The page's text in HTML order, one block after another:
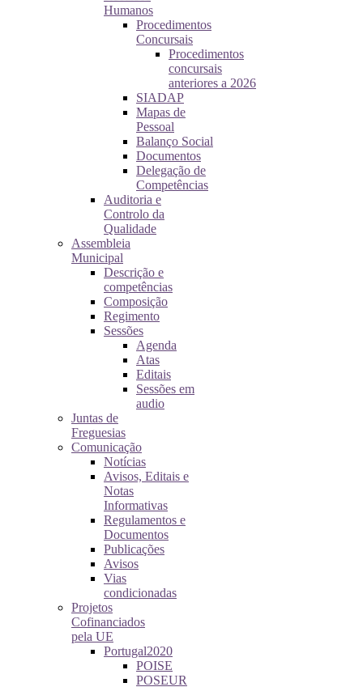
Humanos
Procedimentos
Concursais
Procedimentos
concursais
anteriores a 2026
SIADAP
Mapas de
Pessoal
Balanço Social
Documentos
Delegação de
Competências
Auditoria e
Controlo da
Qualidade
Assembleia
Municipal
Descrição e
competências
Composição
Regimento
Sessões
Agenda
Atas
Editais
Sessões em
audio
Juntas de
Freguesias
Comunicação
Notícias
Avisos, Editais e
Notas
Informativas
Regulamentos e
Documentos
Publicações
Avisos
Vias
condicionadas
Projetos
Cofinanciados
pela UE
Portugal2020
POISE
POSEUR